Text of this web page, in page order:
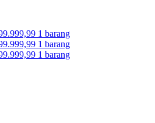
1 barang
1 barang
1 barang